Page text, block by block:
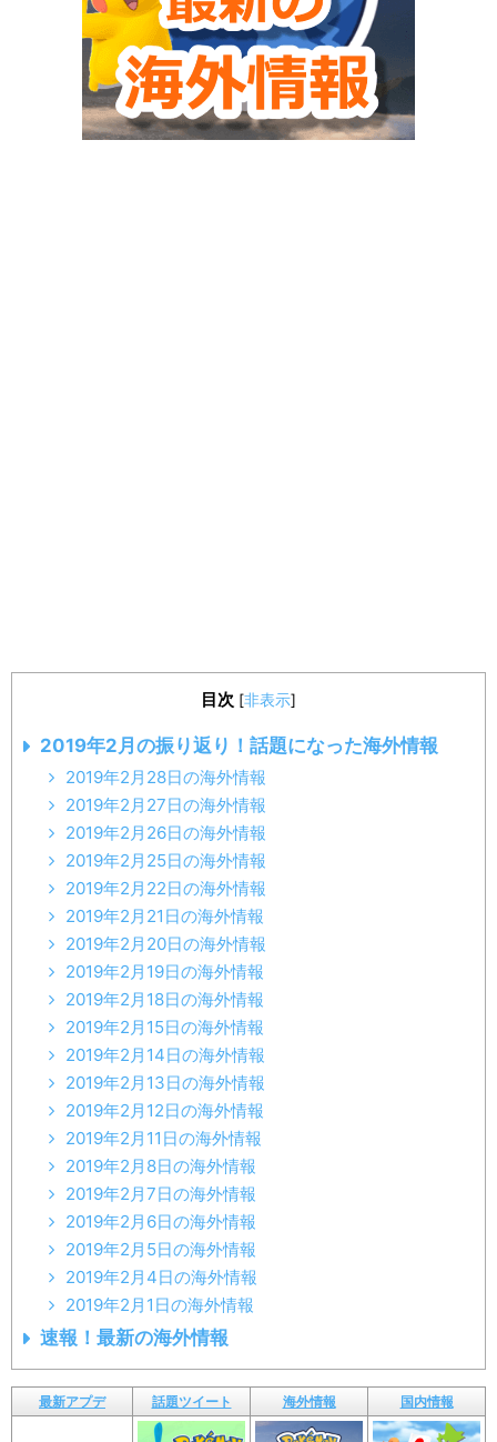
目次 [非表示]
2019年2月の振り返り！話題になった海外情報
2019年2月28日の海外情報
2019年2月27日の海外情報
2019年2月26日の海外情報
2019年2月25日の海外情報
2019年2月22日の海外情報
2019年2月21日の海外情報
2019年2月20日の海外情報
2019年2月19日の海外情報
2019年2月18日の海外情報
2019年2月15日の海外情報
2019年2月14日の海外情報
2019年2月13日の海外情報
2019年2月12日の海外情報
2019年2月11日の海外情報
2019年2月8日の海外情報
2019年2月7日の海外情報
2019年2月6日の海外情報
2019年2月5日の海外情報
2019年2月4日の海外情報
2019年2月1日の海外情報
速報！最新の海外情報
最新アプデ 話題ツイート 海外情報 国内情報